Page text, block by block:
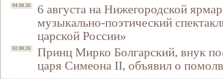
04.08.26
6 августа на Нижегородской
музыкально-поэтический
царской России»
02.08.26
Принц Мирко Болгарский, внук
царя Симеона II, объявил о